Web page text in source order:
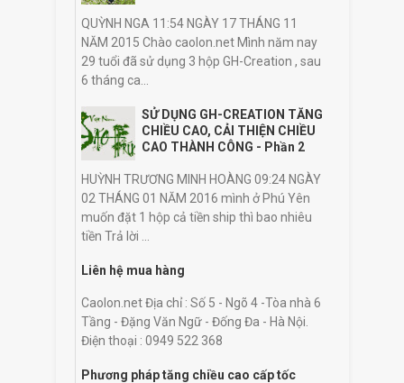
QUỲNH NGA 11:54 NGÀY 17 THÁNG 11
NĂM 2015 Chào caolon.net Mình năm nay
29 tuổi đã sử dụng 3 hộp GH-Creation , sau
6 tháng ca...
SỬ DỤNG GH-CREATION TĂNG
CHIỀU CAO, CẢI THIỆN CHIỀU
CAO THÀNH CÔNG - Phần 2
HUỲNH TRƯƠNG MINH HOÀNG 09:24 NGÀY
02 THÁNG 01 NĂM 2016 mình ở Phú Yên
muốn đặt 1 hộp cả tiền ship thì bao nhiêu
tiền Trả lời ...
Liên hệ mua hàng
Caolon.net Địa chỉ : Số 5 - Ngõ 4 -Tòa nhà 6
Tầng - Đặng Văn Ngữ - Đống Đa - Hà Nội.
Điện thoại : 0949 522 368
Phương pháp tăng chiều cao cấp tốc